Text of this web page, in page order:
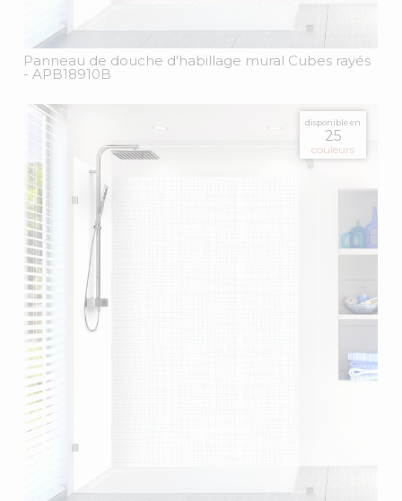
Panneau de douche d'habillage mural Cubes rayés
- APB18910B
disponible en
25
couleurs